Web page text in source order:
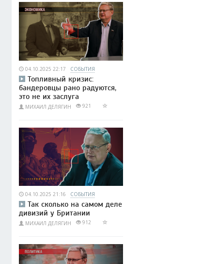
04.10.2025 22:17 СОБЫТИЯ
Топливный кризис:
бандеровцы рано радуются,
это не их заслуга
МИХАИЛ ДЕЛЯГИН 921
04.10.2025 21:16 СОБЫТИЯ
Так сколько на самом деле
дивизий у Британии
МИХАИЛ ДЕЛЯГИН 912